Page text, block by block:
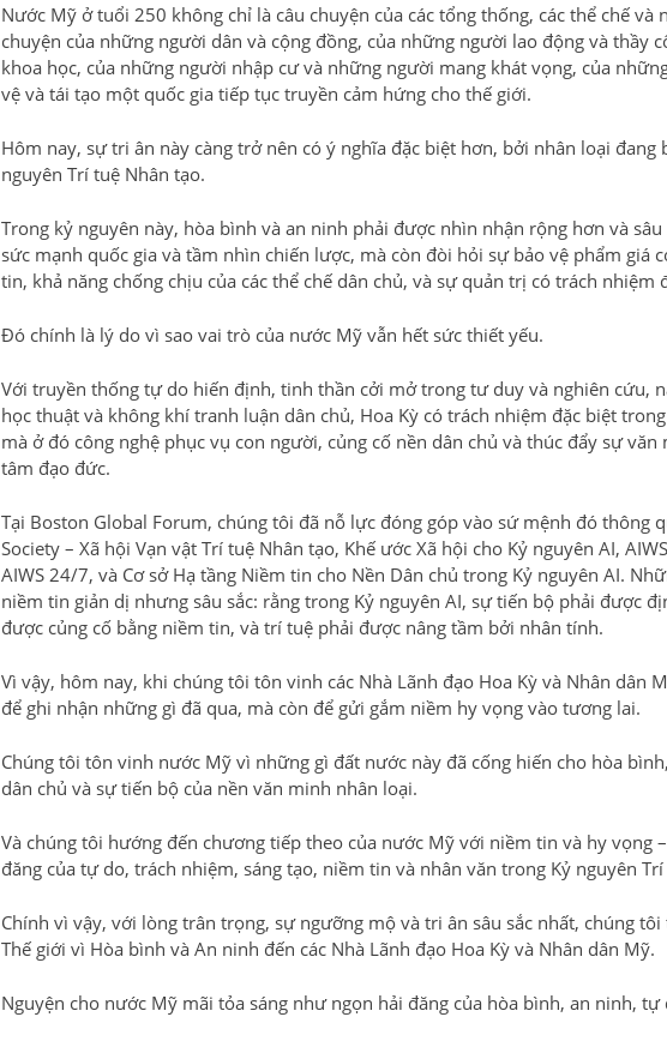
Nước Mỹ ở tuổi 250 không chỉ là câu chuyện của các tổng thống, các thể chế
chuyện của những người dân và cộng đồng, của những người lao động và thầy
khoa học, của những người nhập cư và những người mang khát vọng, của
vệ và tái tạo một quốc gia tiếp tục truyền cảm hứng cho thế giới.
Hôm nay, sự tri ân này càng trở nên có ý nghĩa đặc biệt hơn, bởi nhân loại
nguyên Trí tuệ Nhân tạo.
Trong kỷ nguyên này, hòa bình và an ninh phải được nhìn nhận rộng hơn và
sức mạnh quốc gia và tầm nhìn chiến lược, mà còn đòi hỏi sự bảo vệ phẩm giá
tin, khả năng chống chịu của các thể chế dân chủ, và sự quản trị có trách nhiệm
Đó chính là lý do vì sao vai trò của nước Mỹ vẫn hết sức thiết yếu.
Với truyền thống tự do hiến định, tinh thần cởi mở trong tư duy và nghiên cứu,
học thuật và không khí tranh luận dân chủ, Hoa Kỳ có trách nhiệm đặc biệt
mà ở đó công nghệ phục vụ con người, củng cố nền dân chủ và thúc đẩy sự
tâm đạo đức.
Tại Boston Global Forum, chúng tôi đã nỗ lực đóng góp vào sứ mệnh đó thông
Society – Xã hội Vạn vật Trí tuệ Nhân tạo, Khế ước Xã hội cho Kỷ nguyên AI,
AIWS 24/7, và Cơ sở Hạ tầng Niềm tin cho Nền Dân chủ trong Kỷ nguyên AI.
niềm tin giản dị nhưng sâu sắc: rằng trong Kỷ nguyên AI, sự tiến bộ phải được
được củng cố bằng niềm tin, và trí tuệ phải được nâng tầm bởi nhân tính.
Vì vậy, hôm nay, khi chúng tôi tôn vinh các Nhà Lãnh đạo Hoa Kỳ và Nhân dân
để ghi nhận những gì đã qua, mà còn để gửi gắm niềm hy vọng vào tương lai.
Chúng tôi tôn vinh nước Mỹ vì những gì đất nước này đã cống hiến cho hòa
dân chủ và sự tiến bộ của nền văn minh nhân loại.
Và chúng tôi hướng đến chương tiếp theo của nước Mỹ với niềm tin và hy vọng
đăng của tự do, trách nhiệm, sáng tạo, niềm tin và nhân văn trong Kỷ nguyên
Chính vì vậy, với lòng trân trọng, sự ngưỡng mộ và tri ân sâu sắc nhất, chúng
Thế giới vì Hòa bình và An ninh đến các Nhà Lãnh đạo Hoa Kỳ và Nhân dân Mỹ.
Nguyện cho nước Mỹ mãi tỏa sáng như ngọn hải đăng của hòa bình, an ninh,